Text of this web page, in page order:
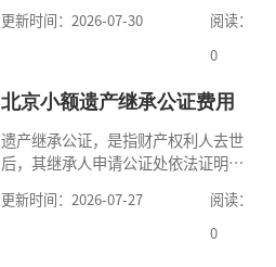
式，可以避免个人财产引发的纠纷，
但是，在北京办理婚前财产公证，除
料外，公证咨询告诉大家，我们有必
京婚前财产公证机构？了解这些不仅
有利于我们根
更新时间：2026-07-30
阅读：
0
北京小额遗产继承公证费用
遗产继承公证，是指财产权利人去世
后，其继承人申请公证处依法证明继
的证明活动。通过公证，继承人可以
拿着享有继承权的公证书办理遗产过
更新时间：2026-07-27
阅读：
0